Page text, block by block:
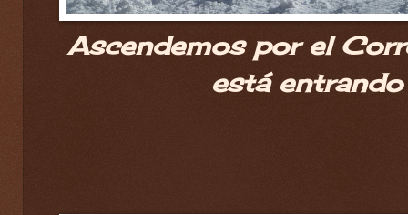
Ascendemos por el
está